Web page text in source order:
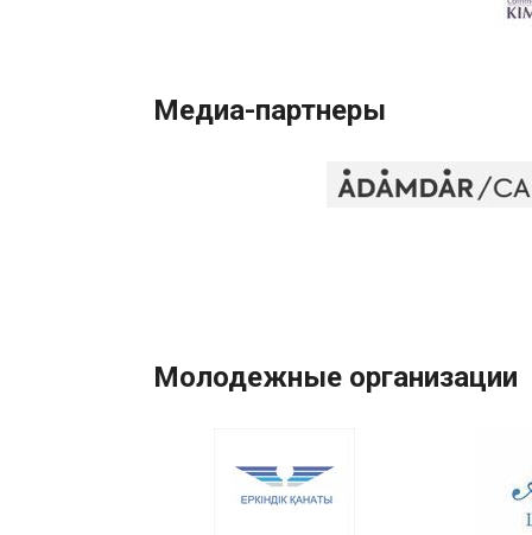
Медиа-партнеры
Молодежные организации